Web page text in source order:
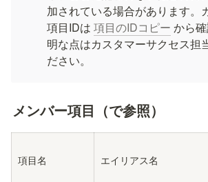
加されている場合があります。
項目IDは 項目のIDコピー から
明な点はカスタマーサクセス担
ださい。
メンバー項目（で参照）
項目名 エイリアス名